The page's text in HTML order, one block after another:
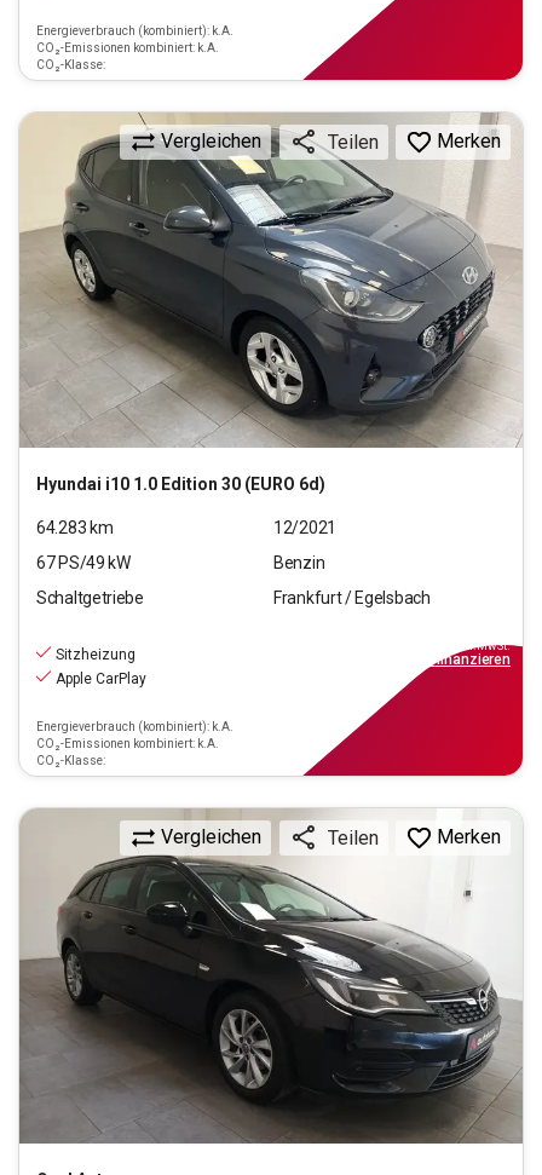
Energieverbrauch (kombiniert): k.A.
CO₂-Emissionen kombiniert: k.A.
CO₂-Klasse:
Hyundai i10 1.0 Edition 30 (EURO 6d)
Vergleichen Teilen Merken
64.283 km
12/2021
67PS/49 kW
Benzin
Schaltgetriebe
Frankfurt / Egelsbach
Sitzheizung
Apple CarPlay
Energieverbrauch (kombiniert): k.A.
CO₂-Emissionen kombiniert: k.A.
CO₂-Klasse:
inkl.MwSt.
finanzieren
Vergleichen Teilen Merken